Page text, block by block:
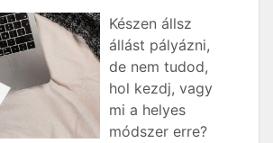
Készen állsz
állást pályázni,
de nem tudod,
hol kezdj, vagy
mi a helyes
módszer erre?